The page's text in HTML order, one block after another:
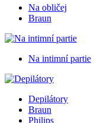
Na obličej
Braun
Na intimní partie
Depilátory
Braun
Philips